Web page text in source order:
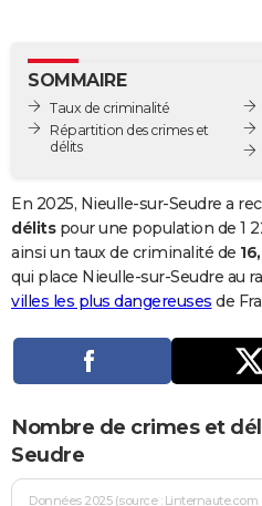
GUIDES D'ACHAT
BONS PLANS
Carte de Noël
Carte Bonne année
Carte Saint-Valentin
Carte Pâques
Carte d'anniversaire
DICTIONNAIRE
Dictionnaire
Biographies
Citations
Expressions
Proverbes
PROGRAMME TV
COPAINS D'AVANT
S'inscrire
Se connecter
Lycées
Collèges
Primaires
Universités
Entreprises
Service militaire
Avis de recherche
AVIS DE DÉCÈS
FORUM
Bricolage
Lifestyle
Culture
Sport
Auto
Television
Voyage
Cinema
SOMMAIRE
Taux de criminalité
Répartition des crimes et
délits
En 2025, Nieulle-sur-Seudre a
délitspour une population de 1
ainsi un taux de criminalité de
qui place Nieulle-sur-Seudre au
villes les plus dangereuses de
Nombre de crimes et
Seudre
Données 2025 (source :